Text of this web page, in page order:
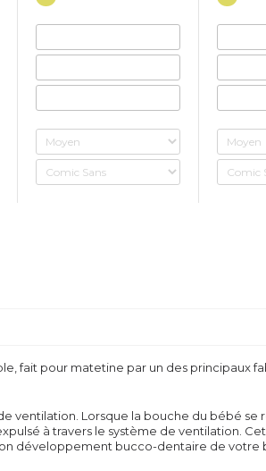
fait pour matetine par un des principaux
ventilation. Lorsque la bouche du bébé se
à travers le système de ventilation.
développement bucco-dentaire de votre